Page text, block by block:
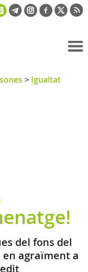
> Igualtat
del fons del
agraïment a